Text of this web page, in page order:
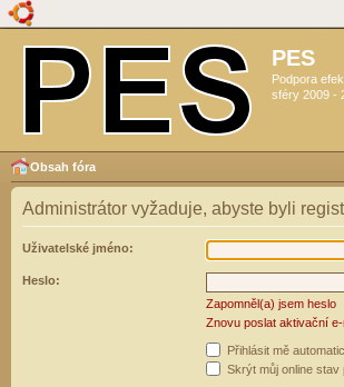
PES
Podpora
sféry 2009 -
Obsah fóra
Administrátor vyžaduje, abyste byli
Uživatelské jméno:
Heslo:
Zapomněl(a) jsem heslo
Znovu poslat aktivační e-
Přihlásit mě
Skrýt můj online stav